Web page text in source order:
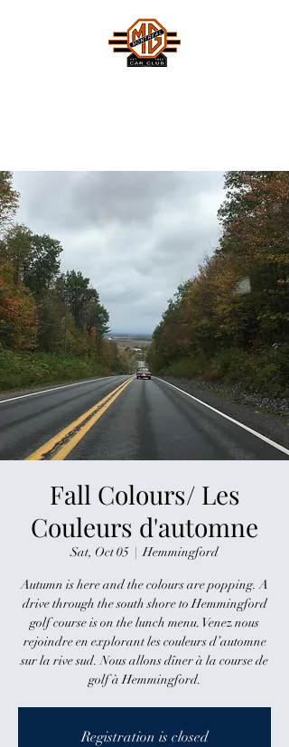
Fall Colours/ Les
Couleurs d'automne
Sat, Oct 05
  |
Hemmingford
Autumn is here and the colours are popping. A
drive through the south shore to Hemmingford
golf course is on the lunch menu. Venez nous
rejoindre en explorant les couleurs d’automne
sur la rive sud. Nous allons dîner à la course de
golf à Hemmingford.
Registration is closed